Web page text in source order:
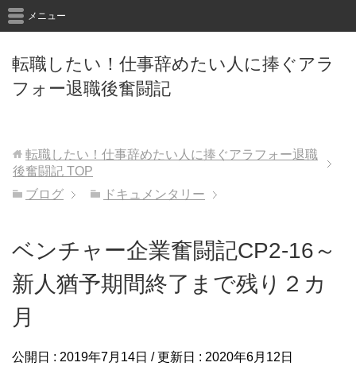
転職したい！仕事辞めたい人に捧ぐアラ
フォー退職後奮闘記
メニュー
転職したい！仕事辞めたい人に捧ぐアラフォー退職
後奮闘記 TOP
ブログ
ドキュメンタリー
ベンチャー企業奮闘記CP2-16～
新人猶予期間終了まで残り２カ
月
公開日 : 2019年7月14日 / 更新日 : 2020年6月12日